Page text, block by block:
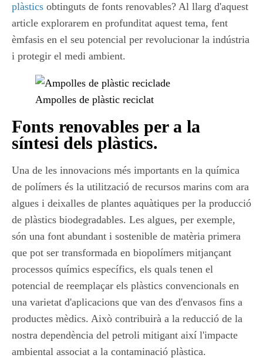
plàstics obtinguts de fonts renovables? Al llarg d'aquest
article explorarem en profunditat aquest tema, fent
èmfasis en el seu potencial per revolucionar la indústria
i protegir el medi ambient.
Ampolles de plàstic reciclat
Fonts renovables per a la
síntesi dels plàstics.
Una de les innovacions més importants en la química
de polímers és la utilització de recursos marins com ara
algues i deixalles de plantes aquàtiques per la producció
de plàstics biodegradables. Les algues, per exemple,
són una font abundant i sostenible de matèria primera
que pot ser transformada en biopolímers mitjançant
processos químics específics, els quals tenen el
potencial de reemplaçar els plàstics convencionals en
una varietat d'aplicacions que van des d'envasos fins a
productes mèdics. Això contribuirà a la reducció de la
nostra dependència del petroli mitigant així l'impacte
ambiental associat a la contaminació plàstica.